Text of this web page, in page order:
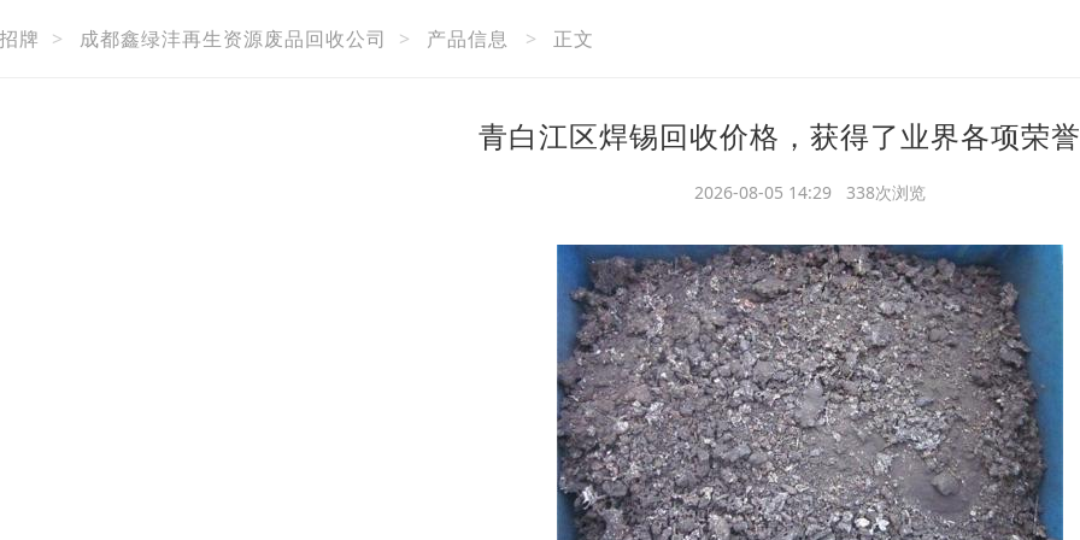
牌 > 成都鑫绿沣再生资源废品回收公司 > 产品信息 > 正文
青白江区焊锡回收价格，获得了业界各项荣
2026-08-05 14:29 338次浏览